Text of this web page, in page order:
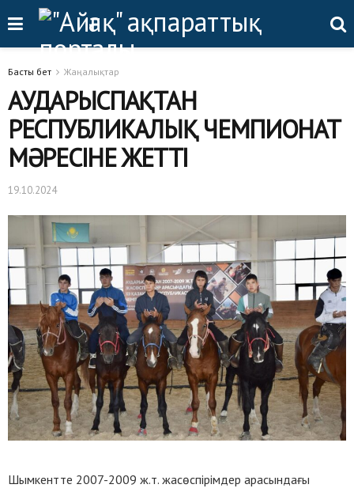
Басты бет Жаңалықтар
АУДАРЫСПАҚТАН
РЕСПУБЛИКАЛЫҚ ЧЕМПИОНАТ
МӘРЕСІНЕ ЖЕТТІ
19.10.2024
Шымкентте 2007-2009 ж.т. жасөспірімдер арасындағы